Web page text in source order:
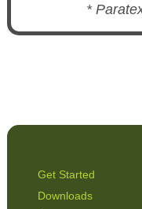
*
Get Started
Downloads